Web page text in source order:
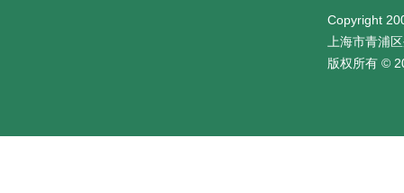
Copyright
上海市青浦
版权所有 ©